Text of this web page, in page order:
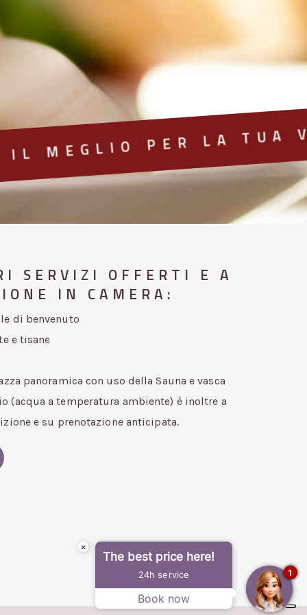
PER LA TUA
SERVIZI OFFERTI E A
IN CAMERA:
di benvenuto
e tisane
panoramica con uso della Sauna e vasca
(acqua a temperatura ambiente) è inoltre a
e su prenotazione anticipata.
×
The best price here!
24h service
Book now
1